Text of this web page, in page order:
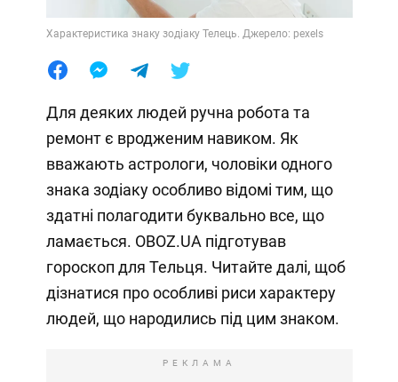
Характеристика знаку зодіаку Телець. Джерело: pexels
Для деяких людей ручна робота та
ремонт є вродженим навиком. Як
вважають астрологи, чоловіки одного
знака зодіаку особливо відомі тим, що
здатні полагодити буквально все, що
ламається. OBOZ.UA підготував
гороскоп для Тельця. Читайте далі, щоб
дізнатися про особливі риси характеру
людей, що народились під цим знаком.
РЕКЛАМА